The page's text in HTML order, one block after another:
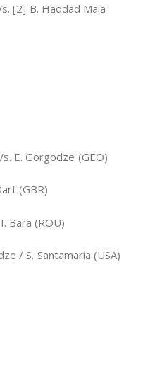
[2] B. Haddad Maia
E. Gorgodze (GEO)
(GBR)
Bara (ROU)
/ S. Santamaria (USA)